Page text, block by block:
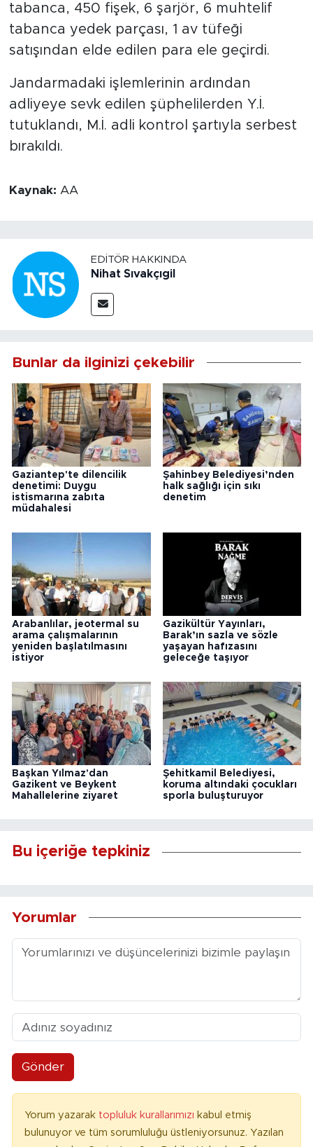
tabanca, 450 fişek, 6 şarjör, 6 muhtelif
tabanca yedek parçası, 1 av tüfeği
satışından elde edilen para ele geçirdi.
Jandarmadaki işlemlerinin ardından
adliyeye sevk edilen şüphelilerden Y.İ.
tutuklandı, M.İ. adli kontrol şartıyla serbest
bırakıldı.
Kaynak: AA
EDITÖR HAKKINDA
Nihat Sıvakçıgil
Bunlar da ilginizi çekebilir
Gaziantep'te dilencilik
denetimi: Duygu
istismarına zabıta
müdahalesi
Şahinbey Belediyesi’nden
halk sağlığı için sıkı
denetim
Arabanlılar, jeotermal su
arama çalışmalarının
yeniden başlatılmasını
istiyor
Gazikültür Yayınları,
Barak’ın sazla ve sözle
yaşayan hafızasını
geleceğe taşıyor
Başkan Yılmaz'dan
Gazikent ve Beykent
Mahallelerine ziyaret
Şehitkamil Belediyesi,
koruma altındaki çocukları
sporla buluşturuyor
Bu içeriğe tepkiniz
Yorumlar
Gönder
Yorum yazarak topluluk kurallarımızı kabul etmiş
bulunuyor ve tüm sorumluluğu üstleniyorsunuz. Yazılan